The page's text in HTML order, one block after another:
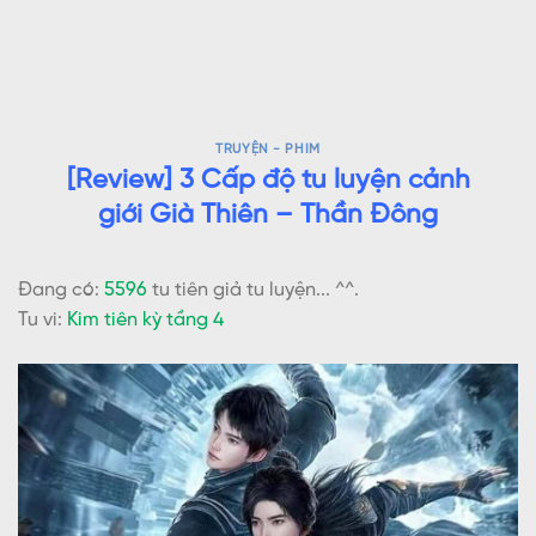
TRUYỆN - PHIM
[Review] 3 Cấp độ tu luyện cảnh
giới Già Thiên – Thần Đông
Đang có: 5596 tu tiên giả tu luyện... ^^.
Tu vi: Kim tiên kỳ tầng 4